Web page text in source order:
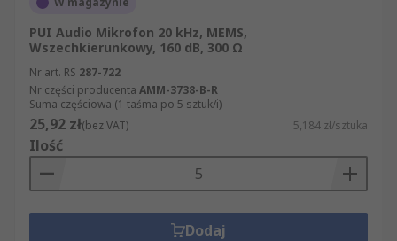
PUI Audio Mikrofon 20 kHz, MEMS,
Wszechkierunkowy, 160 dB, 300 Ω
Nr art. RS 287-722
Nr części producenta AMM-3738-B-R
Suma częściowa (1 taśma po 5 sztuk/i)
25,92 zł(bez VAT) 5,184 zł/sztuka
Ilość
Dodaj